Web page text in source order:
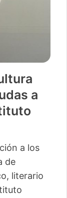
a
a los
de
literario